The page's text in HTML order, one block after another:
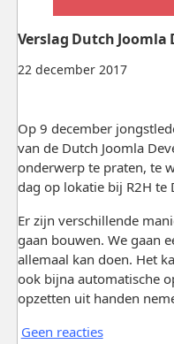
22 december 2017
Verslag Dutch Joomla
Op 9 december
van de Dutch Joomla
onderwerp te praten, te
dag op lokatie bij R2H te
Er zijn verschillende
gaan bouwen. We gaan
allemaal kan doen. Het
ook bijna automatische
opzetten uit handen
Geen reacties